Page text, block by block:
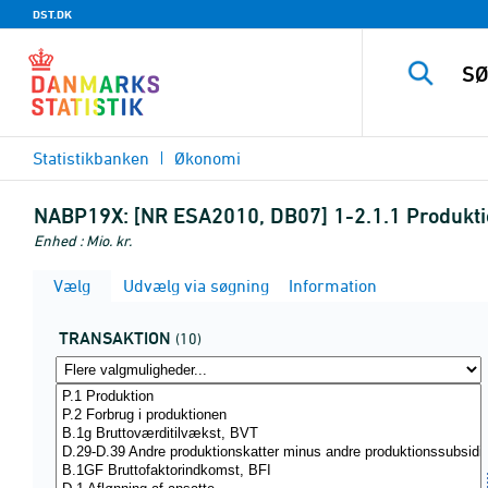
DST.DK
Statistikbanken Økonomi
NABP19X: [NR ESA2010, DB07] 1-2.1.1
Enhed : Mio. kr.
Vælg Udvælg via søgning Information
TRANSAKTION (10)